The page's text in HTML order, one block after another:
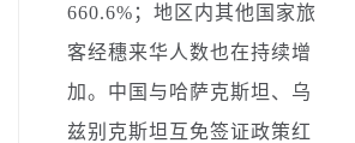
660.6%；地区内其他国家旅
客经穗来华人数也在持续增
加。中国与哈萨克斯坦、乌
兹别克斯坦互免签证政策红